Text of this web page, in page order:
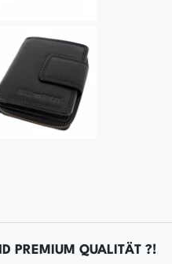
PREMIUM QUALITÄT ?!